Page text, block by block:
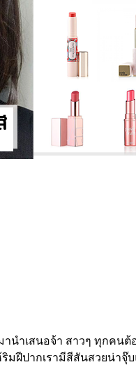
นำเสนอจ้า สาวๆ ทุกคนต้
มฝีปากเรามีสีสันสวยน่า